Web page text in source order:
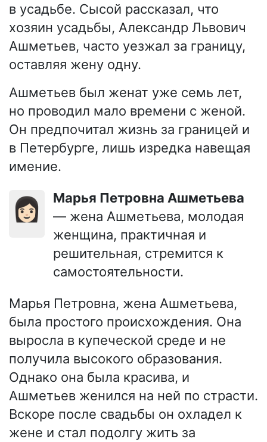
в усадьбе. Сысой рассказал, что
хозяин усадьбы, Александр Львович
Ашметьев, часто уезжал за границу,
оставляя жену одну.
Ашметьев был женат уже семь лет,
но проводил мало времени с женой.
Он предпочитал жизнь за границей и
в Петербурге, лишь изредка навещая
имение.
👩🏻
Марья Петровна Ашметьева
— жена Ашметьева, молодая
женщина, практичная и
решительная, стремится к
самостоятельности.
Марья Петровна, жена Ашметьева,
была простого происхождения. Она
выросла в купеческой среде и не
получила высокого образования.
Однако она была красива, и
Ашметьев женился на ней по страсти.
Вскоре после свадьбы он охладел к
жене и стал подолгу жить за